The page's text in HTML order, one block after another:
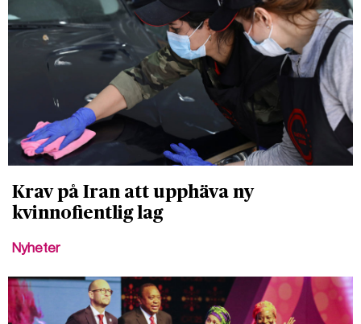
Krav på Iran att upphäva ny
kvinnofientlig lag
Nyheter